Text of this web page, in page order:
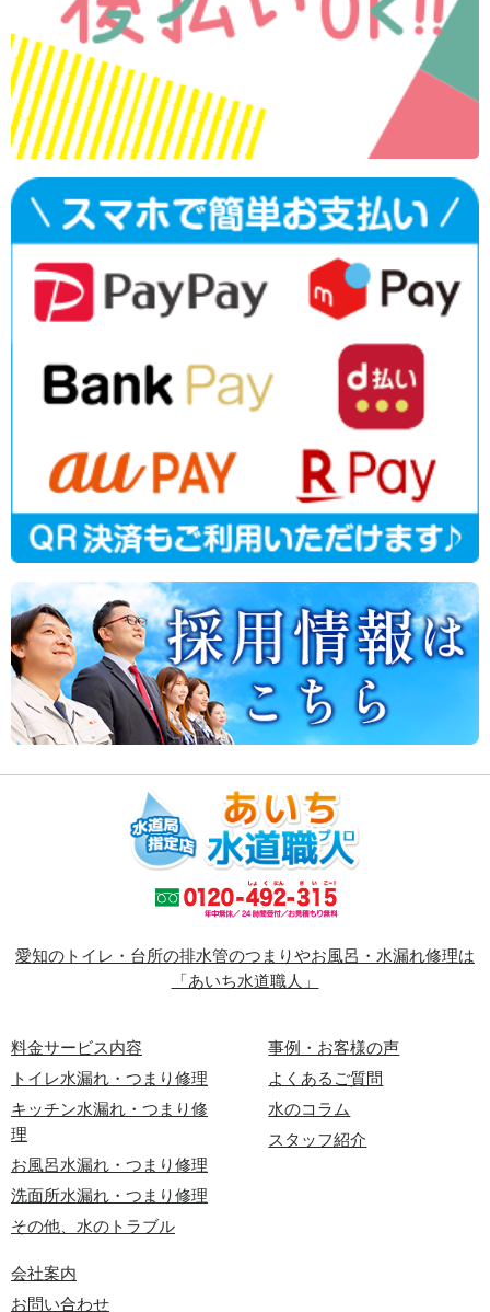
愛知のトイレ・台所の排水管のつまりやお風呂・水漏れ修理は
「あいち水道職人」
料金サービス内容
トイレ水漏れ・つまり修理
キッチン水漏れ・つまり修
理
お風呂水漏れ・つまり修理
洗面所水漏れ・つまり修理
その他、水のトラブル
事例・お客様の声
よくあるご質問
水のコラム
スタッフ紹介
会社案内
お問い合わせ